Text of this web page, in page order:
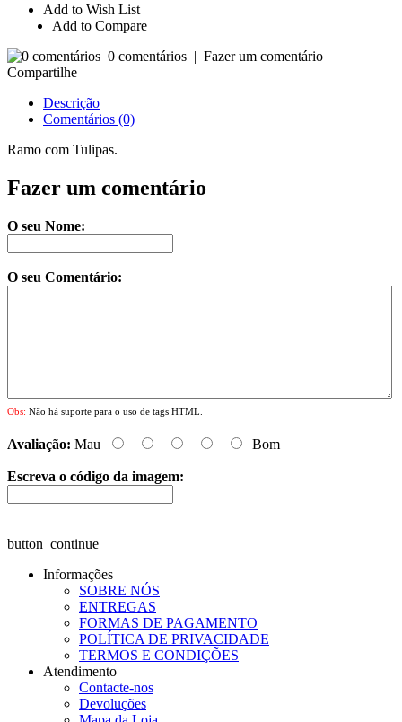
Add to Wish List
Add to Compare
0 comentários | Fazer um comentário
Compartilhe
Descrição
Comentários (0)
Ramo com Tulipas.
Fazer um comentário
O seu Nome:
O seu Comentário:
Obs: Não há suporte para o uso de tags HTML.
Avaliação: Mau Bom
Escreva o código da imagem:
button_continue
Informações
SOBRE NÓS
ENTREGAS
FORMAS DE PAGAMENTO
POLÍTICA DE PRIVACIDADE
TERMOS E CONDIÇÕES
Atendimento
Contacte-nos
Devoluções